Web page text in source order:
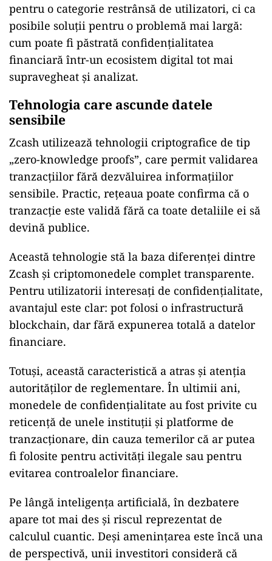
pentru o categorie restrânsă de utilizatori, ci ca
posibile soluții pentru o problemă mai largă:
cum poate fi păstrată confidențialitatea
financiară într-un ecosistem digital tot mai
supravegheat și analizat.
Tehnologia care ascunde datele
sensibile
Zcash utilizează tehnologii criptografice de tip
„zero-knowledge proofs”, care permit validarea
tranzacțiilor fără dezvăluirea informațiilor
sensibile. Practic, rețeaua poate confirma că o
tranzacție este validă fără ca toate detaliile ei să
devină publice.
Această tehnologie stă la baza diferenței dintre
Zcash și criptomonedele complet transparente.
Pentru utilizatorii interesați de confidențialitate,
avantajul este clar: pot folosi o infrastructură
blockchain, dar fără expunerea totală a datelor
financiare.
Totuși, această caracteristică a atras și atenția
autorităților de reglementare. În ultimii ani,
monedele de confidențialitate au fost privite cu
reticență de unele instituții și platforme de
tranzacționare, din cauza temerilor că ar putea
fi folosite pentru activități ilegale sau pentru
evitarea controalelor financiare.
Pe lângă inteligența artificială, în dezbatere
apare tot mai des și riscul reprezentat de
calculul cuantic. Deși amenințarea este încă una
de perspectivă, unii investitori consideră că